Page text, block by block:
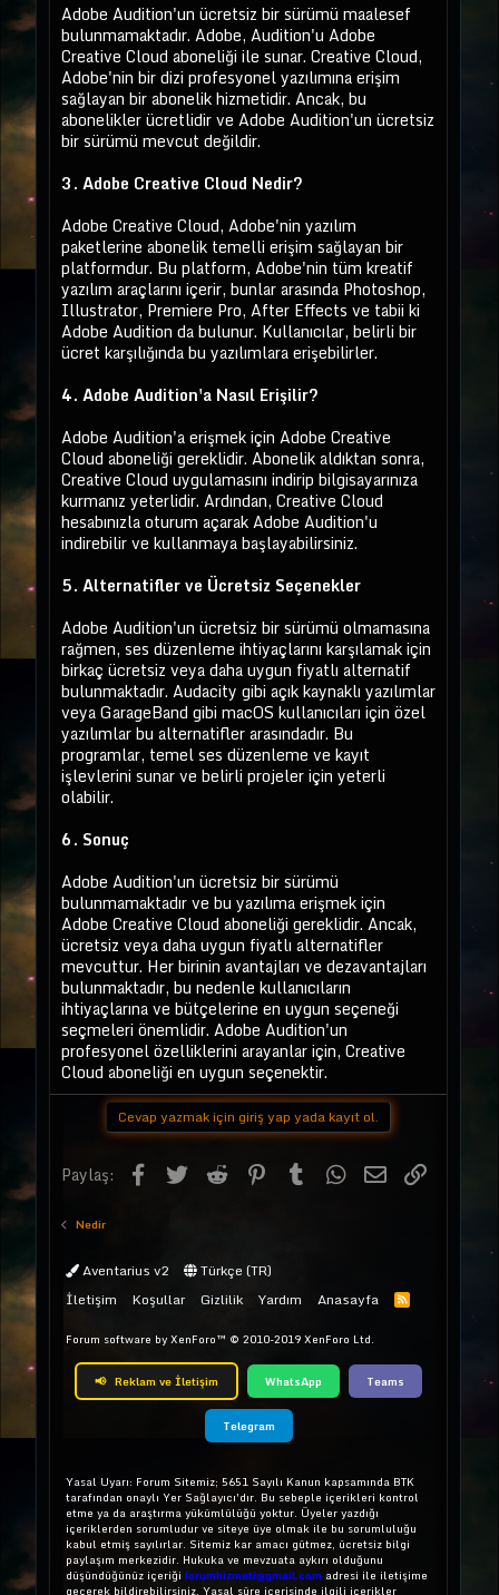
Adobe Audition'un ücretsiz bir sürümü maalesef
bulunmamaktadır. Adobe, Audition'u Adobe
Creative Cloud aboneliği ile sunar. Creative Cloud,
Adobe'nin bir dizi profesyonel yazılımına erişim
sağlayan bir abonelik hizmetidir. Ancak, bu
abonelikler ücretlidir ve Adobe Audition'un ücretsiz
bir sürümü mevcut değildir.
3. Adobe Creative Cloud Nedir?
Adobe Creative Cloud, Adobe'nin yazılım
paketlerine abonelik temelli erişim sağlayan bir
platformdur. Bu platform, Adobe'nin tüm kreatif
yazılım araçlarını içerir, bunlar arasında Photoshop,
Illustrator, Premiere Pro, After Effects ve tabii ki
Adobe Audition da bulunur. Kullanıcılar, belirli bir
ücret karşılığında bu yazılımlara erişebilirler.
4. Adobe Audition'a Nasıl Erişilir?
Adobe Audition'a erişmek için Adobe Creative
Cloud aboneliği gereklidir. Abonelik aldıktan sonra,
Creative Cloud uygulamasını indirip bilgisayarınıza
kurmanız yeterlidir. Ardından, Creative Cloud
hesabınızla oturum açarak Adobe Audition'u
indirebilir ve kullanmaya başlayabilirsiniz.
5. Alternatifler ve Ücretsiz Seçenekler
Adobe Audition'un ücretsiz bir sürümü olmamasına
rağmen, ses düzenleme ihtiyaçlarını karşılamak için
birkaç ücretsiz veya daha uygun fiyatlı alternatif
bulunmaktadır. Audacity gibi açık kaynaklı yazılımlar
veya GarageBand gibi macOS kullanıcıları için özel
yazılımlar bu alternatifler arasındadır. Bu
programlar, temel ses düzenleme ve kayıt
işlevlerini sunar ve belirli projeler için yeterli
olabilir.
6. Sonuç
Adobe Audition'un ücretsiz bir sürümü
bulunmamaktadır ve bu yazılıma erişmek için
Adobe Creative Cloud aboneliği gereklidir. Ancak,
ücretsiz veya daha uygun fiyatlı alternatifler
mevcuttur. Her birinin avantajları ve dezavantajları
bulunmaktadır, bu nedenle kullanıcıların
ihtiyaçlarına ve bütçelerine en uygun seçeneği
seçmeleri önemlidir. Adobe Audition'un
profesyonel özelliklerini arayanlar için, Creative
Cloud aboneliği en uygun seçenektir.
Cevap yazmak için giriş yap yada kayıt ol.
Paylaş: Facebook
TwitterReddit PinterestTumblrWhatsApp
E-postaLink
Nedir
Aventarius v2
Türkçe (TR)
İletişim
Koşullar Gizlilik Yardım Anasayfa
Forum software by XenForo™ © 2010-2019 XenForo Ltd.
📢 Reklam ve İletişim WhatsApp Teams
Telegram
Yasal Uyarı: Forum Sitemiz; 5651 Sayılı Kanun kapsamında BTK
tarafından onaylı Yer Sağlayıcı'dır. Bu sebeple içerikleri kontrol
etme ya da araştırma yükümlülüğü yoktur. Üyeler yazdığı
içeriklerden sorumludur ve siteye üye olmak ile bu sorumluluğu
kabul etmiş sayılırlar. Sitemiz kar amacı gütmez, ücretsiz bilgi
paylaşım merkezidir. Hukuka ve mevzuata aykırı olduğunu
düşündüğünüz içeriği forumhizmeti@gmail.com adresi ile iletişime
geçerek bildirebilirsiniz. Yasal süre içerisinde ilgili içerikler